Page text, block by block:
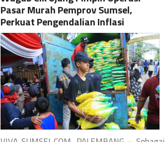
Pasar Murah Pemprov Sumsel,
Perkuat Pengendalian Inflasi